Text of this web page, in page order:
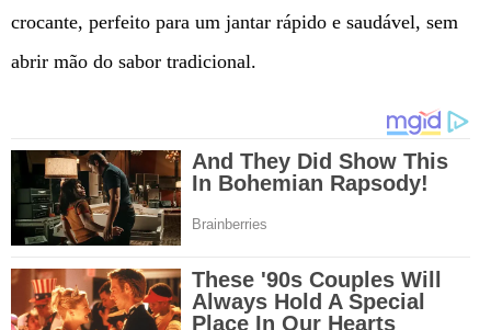
crocante, perfeito para um jantar rápido e saudável, sem
abrir mão do sabor tradicional.